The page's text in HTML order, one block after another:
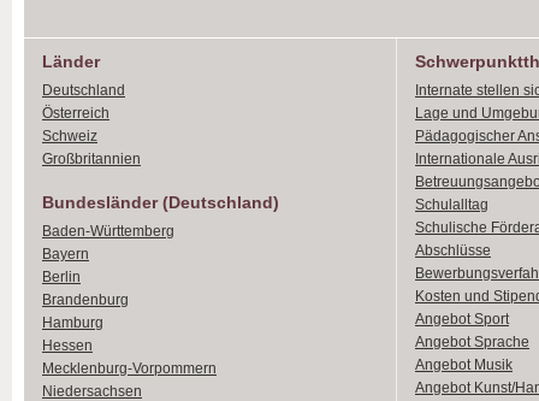
Länder
Deutschland
Österreich
Schweiz
Großbritannien
Bundesländer (Deutschland)
Baden-Württemberg
Bayern
Berlin
Brandenburg
Hamburg
Hessen
Mecklenburg-Vorpommern
Niedersachsen
Internate stellen
Lage und
Pädagogischer
Internationale
Schulalltag
Schulische
Abschlüsse
Kosten und
Angebot Sport
Angebot Sprache
Angebot Musik
Angebot Kunst/